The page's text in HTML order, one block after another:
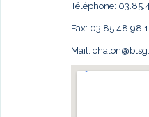
Téléphone:
Fax:
Mail: